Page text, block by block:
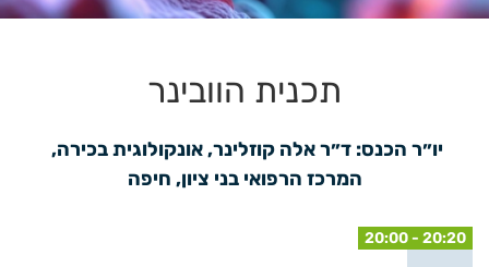
תכנית הוובינר
המרכז הרפואי בני ציון, חיפה
20:00 - 20:20